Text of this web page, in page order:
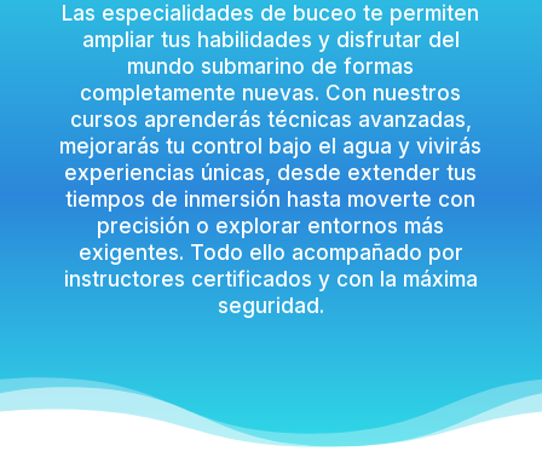
Las especialidades de buceo te permiten
ampliar tus habilidades y disfrutar del
mundo submarino de formas
completamente nuevas. Con nuestros
cursos aprenderás técnicas avanzadas,
mejorarás tu control bajo el agua y vivirás
experiencias únicas, desde extender tus
tiempos de inmersión hasta moverte con
precisión o explorar entornos más
exigentes. Todo ello acompañado por
instructores certificados y con la máxima
seguridad.